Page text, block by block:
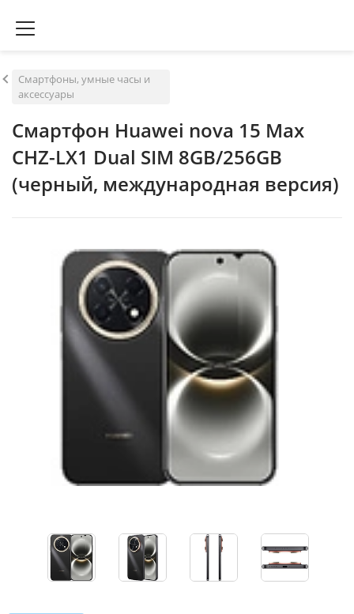
Смартфоны, умные часы и
аксессуары
Смартфон Huawei nova 15 Max
CHZ-LX1 Dual SIM 8GB/256GB
(черный, международная версия)